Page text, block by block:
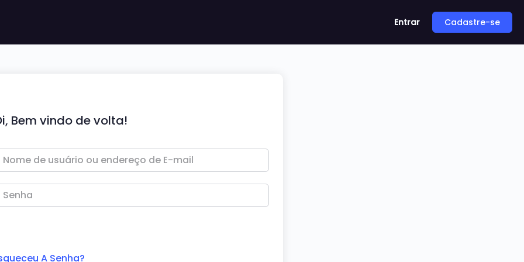
Entrar Cadastre-se
Bem vindo de volta!
A Senha?